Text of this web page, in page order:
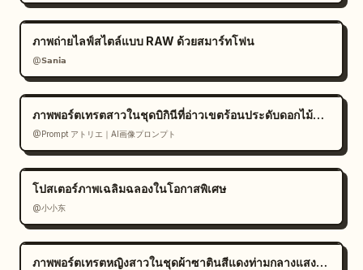
ภาพถ่ายไลฟ์สไตล์แบบ RAW ด้วยสมาร์ทโฟน
@𝗦𝗮𝗻𝗶𝗮
ภาพพอร์ตเทรตสาวในชุดบิกินีที่อ่าวเขตร้อนประดับดอกไม้สีขาว
@Prompt アトリエ｜AI画像プロンプト
โปสเตอร์ภาพเฉลิมฉลองในโอกาสพิเศษ
@小小东
ภาพพอร์ตเทรตหญิงสาวในชุดผ้าซาตินสีแดงท่ามกลางแสงแดด